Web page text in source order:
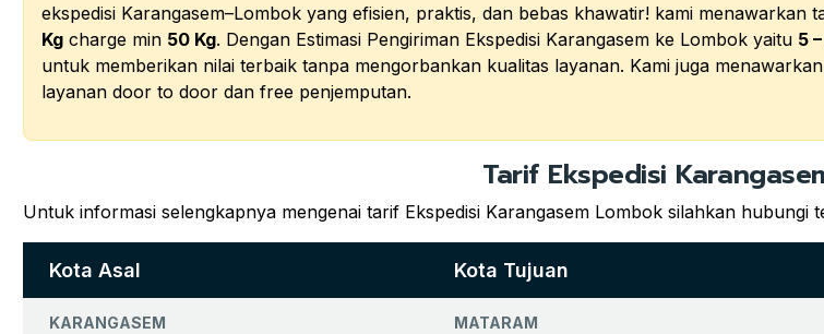
ekspedisi Karangasem–Lombok yang efisien, praktis, dan bebas khawatir! kami menawarkan
Kg charge min 50 Kg. Dengan Estimasi Pengiriman Ekspedisi Karangasem ke Lombok yaitu 5
untuk memberikan nilai terbaik tanpa mengorbankan kualitas layanan. Kami juga
layanan door to door dan free penjemputan.
Tarif Ekspedisi
Untuk informasi selengkapnya mengenai tarif Ekspedisi Karangasem Lombok silahkan hubungi
Kota Asal Kota Tujuan
KARANGASEM MATARAM